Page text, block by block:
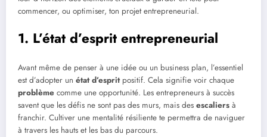
commencer, ou optimiser, ton projet entrepreneurial.
1. L’état d’esprit entrepreneurial
Avant même de penser à une idée ou un business plan, l’essentiel
est d’adopter un état d’espritpositif. Cela signifie voir chaque
problème comme une opportunité. Les entrepreneurs à succès
savent que les défis ne sont pas des murs, mais des escaliers à
franchir. Cultiver une mentalité résiliente te permettra de naviguer
à travers les hauts et les bas du parcours.